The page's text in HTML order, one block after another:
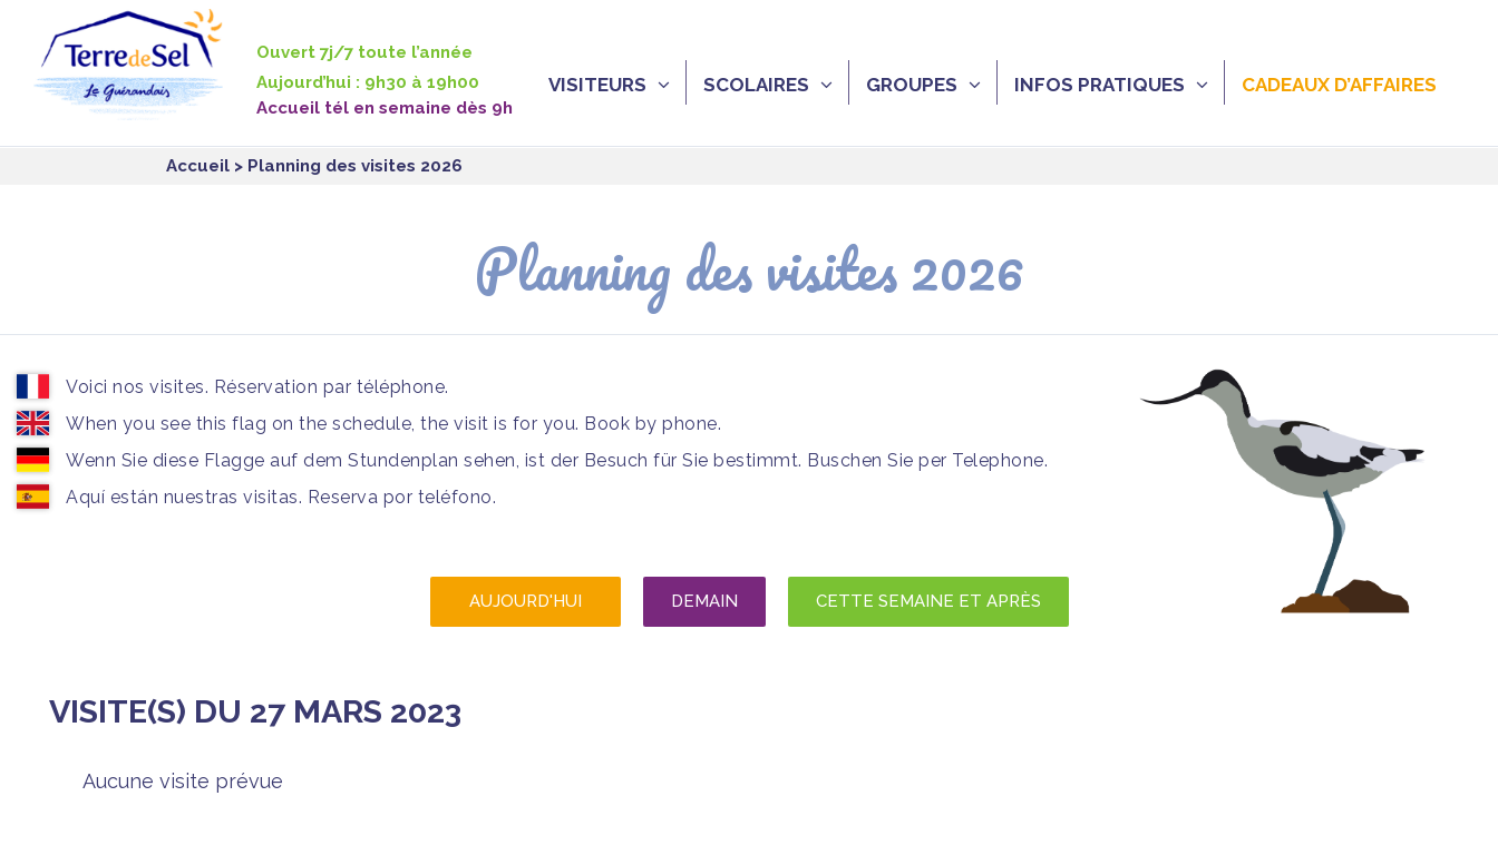
Ouvert 7j/7 toute l’année
Aujourd’hui : 9h30 à 19h00
Accueil tél en semaine dès 9h
VISITEURS SCOLAIRES GROUPES INFOS PRATIQUES CADEAUX D’AFFAIRES
Accueil > Planning des visites 2026
Planning des visites 2026
Voici nos visites. Réservation par téléphone.
When you see this flag on the schedule, the visit is for you. Book by phone.
Wenn Sie diese Flagge auf dem Stundenplan sehen, ist der Besuch für Sie bestimmt. Buschen Sie per Telephone.
Aquí están nuestras visitas. Reserva por teléfono.
AUJOURD'HUI DEMAIN CETTE SEMAINE ET APRÈS
VISITE(S) DU 27 MARS 2023
Aucune visite prévue
Panneau de gestion des cookies